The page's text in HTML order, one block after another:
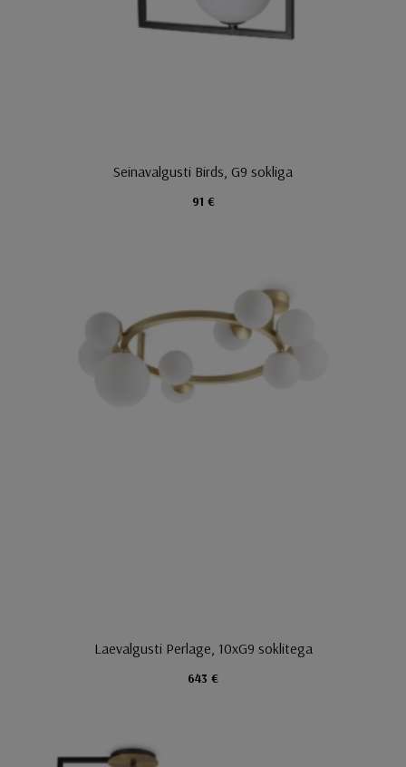
Seinavalgusti Birds, G9 sokliga
91 €
Laevalgusti Perlage, 10xG9 soklitega
643 €